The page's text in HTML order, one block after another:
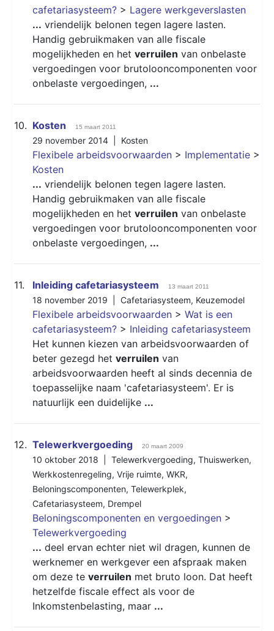
cafetariasysteem? > Lagere werkgeverslasten
... vriendelijk belonen tegen lagere lasten.
Handig gebruikmaken van alle fiscale
mogelijkheden en het verruilen van onbelaste
vergoedingen voor brutolooncomponenten voor
onbelaste vergoedingen, ...
10. Kosten 15 maart 2011
29 november 2014 | Kosten
Flexibele arbeidsvoorwaarden > Implementatie >
Kosten
... vriendelijk belonen tegen lagere lasten.
Handig gebruikmaken van alle fiscale
mogelijkheden en het verruilen van onbelaste
vergoedingen voor brutolooncomponenten voor
onbelaste vergoedingen, ...
11. Inleiding cafetariasysteem 13 maart 2011
18 november 2019 | Cafetariasysteem, Keuzemodel
Flexibele arbeidsvoorwaarden > Wat is een
cafetariasysteem? > Inleiding cafetariasysteem
Het kunnen kiezen van arbeidsvoorwaarden of
beter gezegd het verruilen van
arbeidsvoorwaarden heeft al sinds decennia de
toepasselijke naam 'cafetariasysteem'. Er is
natuurlijk een duidelijke ...
12. Telewerkvergoeding 20 maart 2009
10 oktober 2018 | Telewerkvergoeding, Thuiswerken,
Werkkostenregeling, Vrije ruimte, WKR,
Beloningscomponenten, Telewerkplek,
Cafetariasysteem, Drempel
Beloningscomponenten en vergoedingen >
Telewerkvergoeding
... deel ervan echter niet wil dragen, kunnen de
werknemer en werkgever een afspraak maken
om deze te verruilen met bruto loon. Dat heeft
hetzelfde fiscale effect als voor de
Inkomstenbelasting, maar ...